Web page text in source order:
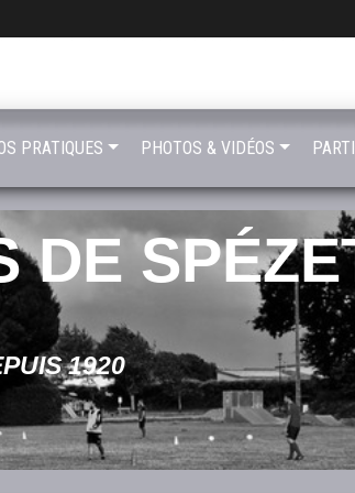
DE
1920
PRATIQUES PHOTOS & VIDÉOS